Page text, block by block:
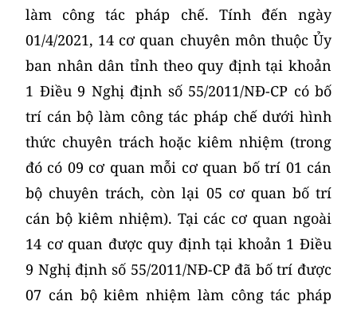
làm công tác pháp chế. Tính đến ngày
01/4/2021, 14 cơ quan chuyên môn thuộc Ủy
ban nhân dân tỉnh theo quy định tại khoản
1 Điều 9 Nghị định số 55/2011/NĐ-CP có bố
trí cán bộ làm công tác pháp chế dưới hình
thức chuyên trách hoặc kiêm nhiệm (trong
đó có 09 cơ quan mỗi cơ quan bố trí 01 cán
bộ chuyên trách, còn lại 05 cơ quan bố trí
cán bộ kiêm nhiệm). Tại các cơ quan ngoài
14 cơ quan được quy định tại khoản 1 Điều
9 Nghị định số 55/2011/NĐ-CP đã bố trí được
07 cán bộ kiêm nhiệm làm công tác pháp